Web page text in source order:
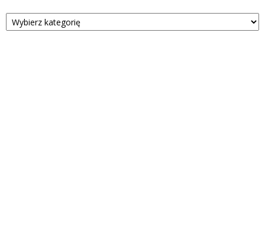
Kategorie